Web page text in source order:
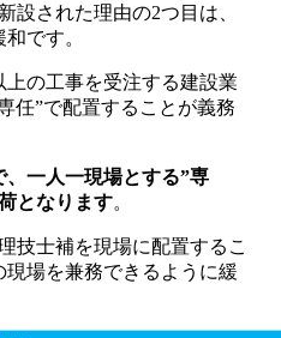
設された理由の2つ目は、
です。
の工事を受注する建設業
任”で配置することが義務
一人一現場とする”専
となります。
技士補を現場に配置するこ
場を兼務できるように緩